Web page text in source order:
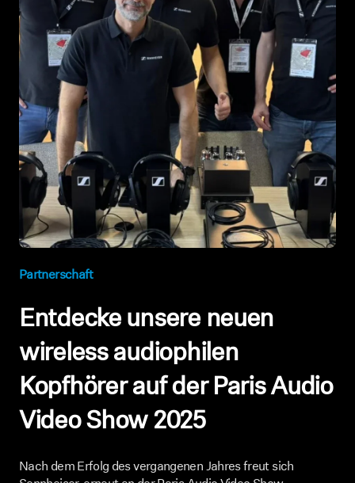
TV-Kopfhörer
Ressourcen zum Thema Hören
Original-Hörteile & Zubehör
Soundbars
AMBEO Soundbars und Subs
AMBEO entdecken
AMBEO Ersatzteile & Zubehör
Entdecken
Über uns
Innovationen
Soundspace
Partnerschaft
Entdecke unsere neuen
wireless audiophilen
Kopfhörer auf der Paris Audio
Video Show 2025
Nach dem Erfolg des vergangenen Jahres freut sich